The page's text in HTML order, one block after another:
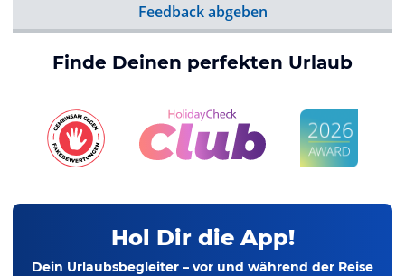
Feedback abgeben
Finde Deinen perfekten Urlaub
Hol Dir die App!
Dein Urlaubsbegleiter – vor und während der Reise